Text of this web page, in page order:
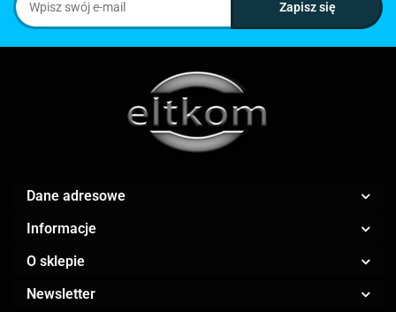
Dane adresowe
Informacje
O sklepie
Newsletter